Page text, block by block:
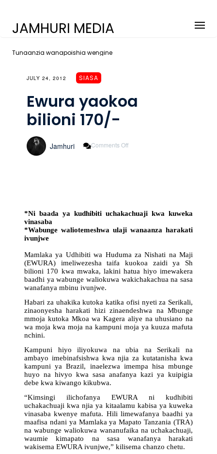
JAMHURI MEDIA
Tunaanzia wanapoishia wengine
JULY 24, 2012 SIASA
Ewura yaokoa
bilioni 170/-
Jamhuri Comments Off
*Ni baada ya kudhibiti uchakachuaji kwa kuweka
vinasaba
*Wabunge waliotemeshwa ulaji wanaanza harakati
ivunjwe
Mamlaka ya Udhibiti wa Huduma za Nishati na Maji
(EWURA) imeliwezesha taifa kuokoa zaidi ya Sh
bilioni 170 kwa mwaka, lakini hatua hiyo imewakera
baadhi ya wabunge waliokuwa wakichakachua na sasa
wanafanya mbinu ivunjwe.
Habari za uhakika kutoka katika ofisi nyeti za Serikali,
zinaonyesha harakati hizi zinaendeshwa na Mbunge
mmoja kutoka Mkoa wa Kagera aliye na uhusiano na
wa moja kwa moja na kampuni moja ya kuuza mafuta
nchini.
Kampuni hiyo iliyokuwa na ubia na Serikali na
ambayo imebinafsishwa kwa njia za kutatanisha kwa
kampuni ya Brazil, inaelezwa imempa hisa mbunge
huyo na hivyo kwa sasa anafanya kazi ya kuipigia
debe kwa kiwango kikubwa.
“Kimsingi ilichofanya EWURA ni kudhibiti
uchakachuaji kwa njia ya kitaalamu kabisa ya kuweka
vinasaba kwenye mafuta. Hili limewafanya baadhi ya
maafisa ndani ya Mamlaka ya Mapato Tanzania (TRA)
na wabunge waliokuwa wananufaika na uchakachuaji,
waumie kimapato na sasa wanafanya harakati
wakisema EWURA ivunjwe,” kilisema chanzo chetu.